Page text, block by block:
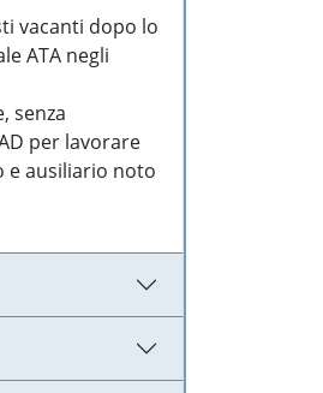
vacanti dopo lo
ATA negli
senza
per lavorare
e ausiliario noto